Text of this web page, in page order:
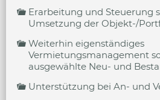
Erarbeitung und Steuerung
Umsetzung der Objekt-/
Weiterhin eigenständiges
Vermietungsmanagement
ausgewählte Neu- und
Unterstützung bei An- und